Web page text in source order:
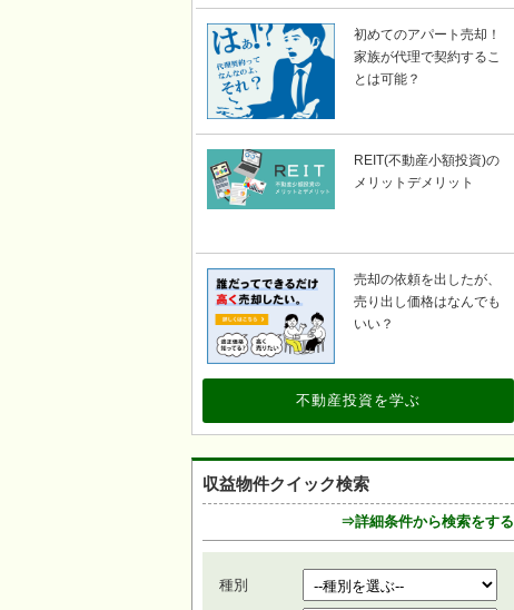
初めてのアパート売却！
家族が代理で契約するこ
とは可能？
REIT(不動産小額投資)の
メリットデメリット
売却の依頼を出したが、
売り出し価格はなんでも
いい？
不動産投資を学ぶ
収益物件クイック検索
⇒詳細条件から検索をする
種別